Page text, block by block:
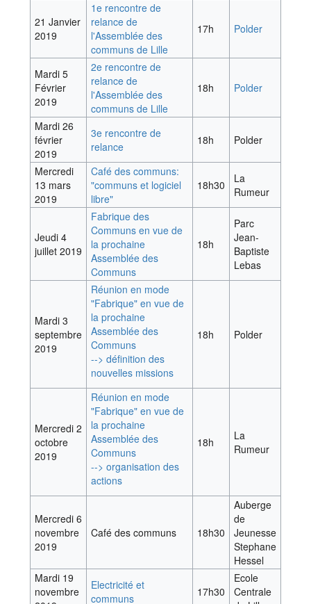
21 Janvier
2019
1e rencontre de
relance de
l'Assemblée des
communs de Lille
17h Polder
Mardi 5
Février
2019
2e rencontre de
relance de
l'Assemblée des
communs de Lille
18h Polder
Mardi 26
février
2019
3e rencontre de
relance
18h Polder
Mercredi
13 mars
2019
Café des communs:
"communs et logiciel
libre"
18h30
La
Rumeur
Jeudi 4
juillet 2019
Fabrique des
Communs en vue de
la prochaine
Assemblée des
Communs
18h
Parc
Jean-
Baptiste
Lebas
Mardi 3
septembre
2019
Réunion en mode
"Fabrique" en vue de
la prochaine
Assemblée des
Communs
--> définition des
nouvelles missions
18h Polder
Mercredi 2
octobre
2019
Réunion en mode
"Fabrique" en vue de
la prochaine
Assemblée des
Communs
--> organisation des
actions
18h
La
Rumeur
Mercredi 6
novembre
2019
Café des communs 18h30
Auberge
de
Jeunesse
Stephane
Hessel
Mardi 19
novembre
Electricité et
communs
17h30
Ecole
Centrale